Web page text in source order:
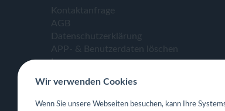
Kontaktanfrage
AGB
Datenschutzerklärung
APP- & Benutzerdaten löschen
Impressum
Wir verwenden Cookies
Wenn Sie unsere Webseiten besuchen, kann Ihre